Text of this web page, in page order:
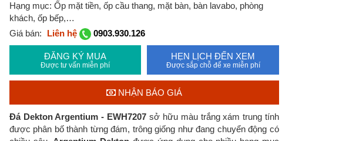
Hạng mục: Ốp mặt tiền, ốp cầu thang, mặt bàn, bàn lavabo, phòng
khách, ốp bếp,…
Giá bán:
Liên hệ 0903.930.126
ĐĂNG KÝ MUA
Được tư vấn miễn phí
HẸN LỊCH ĐẾN XEM
Được sắp chỗ để xe miễn phí
NHẬN BÁO GIÁ
Đá Dekton Argentium - EWH7207 sở hữu màu trắng xám trung tính
được phân bố thành từng đám, trông giống như đang chuyển động có